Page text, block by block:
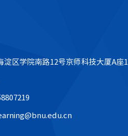
淀区学院南路12号京师科技大厦A座